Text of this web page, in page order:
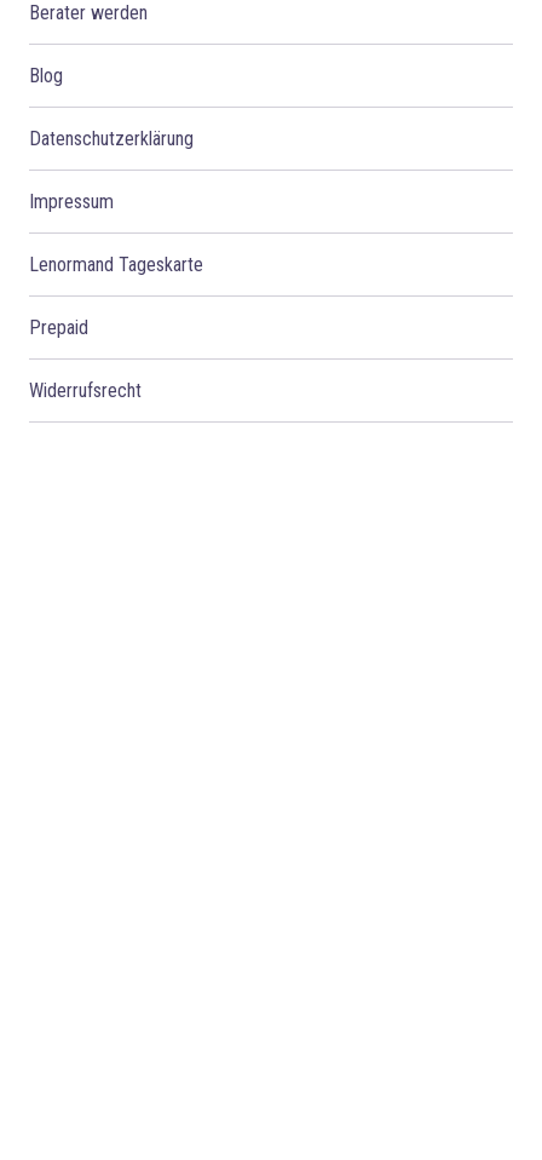
Berater werden
Blog
Datenschutzerklärung
Impressum
Lenormand Tageskarte
Prepaid
Widerrufsrecht